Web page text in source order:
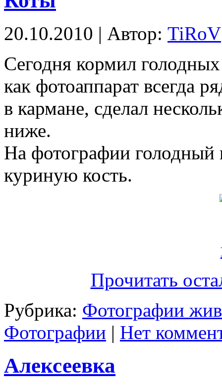
20.10.2010 | Автор: TiRoV
Сегодня кормил
как фотоаппарат всегда
в кармане, сделал
ниже.
На фотографии голодный
куриную кость.
Прочитать
Рубрика: Фотографии
Фотографии | Нет
Алексеевка